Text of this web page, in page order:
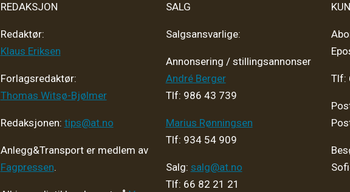
REDAKSJON
Redaktør:
Klaus Eriksen
Forlagsredaktør:
Thomas Witsø-Bjølmer
Redaksjonen: tips@at.no
Anlegg&Transport er medlem av
Fagpressen.
SALG
Salgsansvarlige:
Annonsering / stillingsannonser
André Berger
Tlf: 986 43 739
Marius Rønningsen
Tlf: 934 54 909
Salg: salg@at.no
Tlf: 66 82 21 21
Tlf: